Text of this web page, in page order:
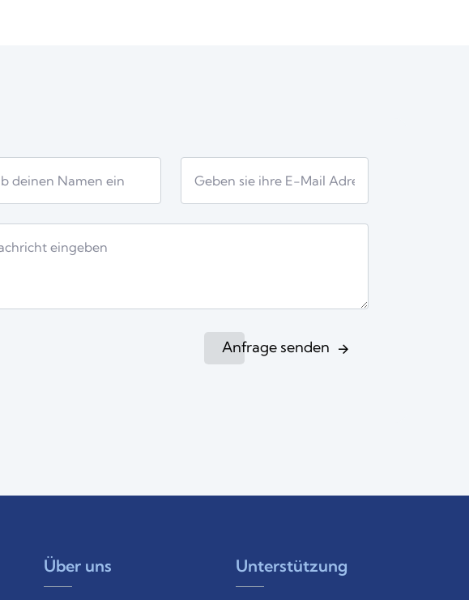
Anfrage senden
Über uns Unterstützung